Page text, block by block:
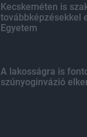
Kecskeméten is
továbbképzésekkel
Egyetem
A lakosságra is
szúnyoginvázió